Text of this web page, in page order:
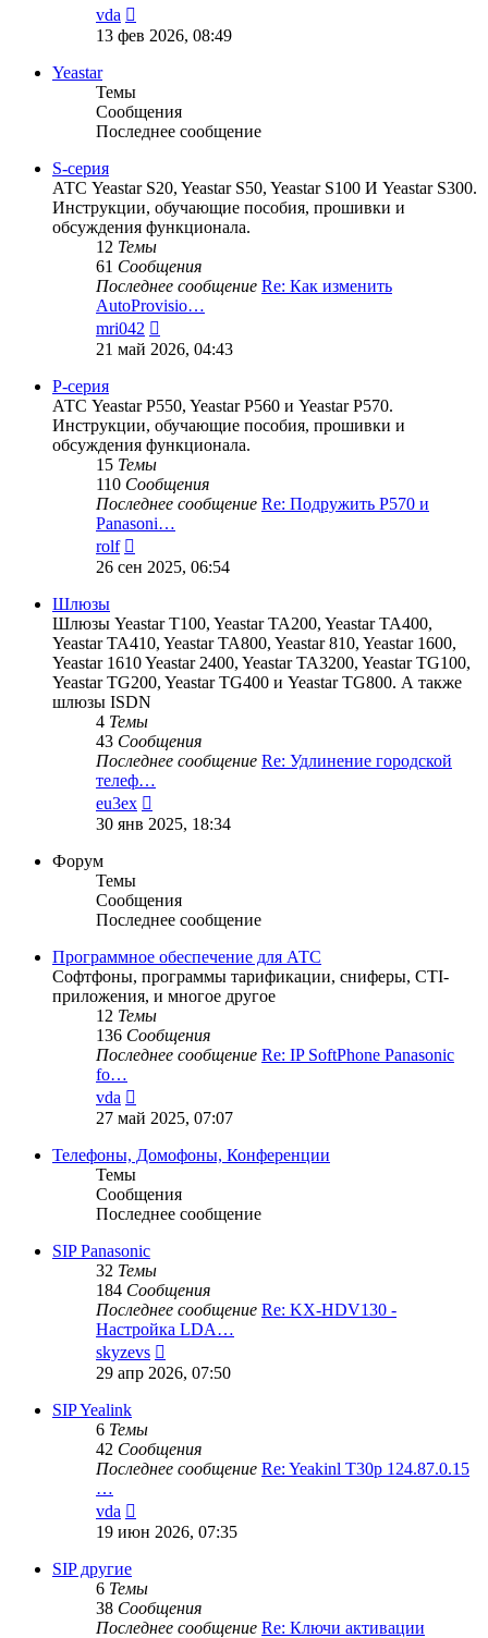
vda
к
последнему
13 фев 2026, 08:49
Yeastar
Темы
Сообщения
Последнее сообщение
S-серия
АТС Yeastar S20, Yeastar S50, Yeastar S100 И Yeastar S300.
Инструкции, обучающие пособия, прошивки и
обсуждения функционала.
12 Темы
61 Сообщения
Последнее сообщение Re: Как изменить
AutoProvisio…
mri042
к
последнему
21 май 2026, 04:43
P-серия
АТС Yeastar P550, Yeastar P560 и Yeastar P570.
Инструкции, обучающие пособия, прошивки и
обсуждения функционала.
15 Темы
110 Сообщения
Последнее сообщение Re: Подружить P570 и
Panasoni…
rolf
к
последнему
26 сен 2025, 06:54
Шлюзы
Шлюзы Yeastar T100, Yeastar TA200, Yeastar TA400,
Yeastar TA410, Yeastar TA800, Yeastar 810, Yeastar 1600,
Yeastar 1610 Yeastar 2400, Yeastar TA3200, Yeastar TG100,
Yeastar TG200, Yeastar TG400 и Yeastar TG800. А также
шлюзы ISDN
4 Темы
43 Сообщения
Последнее сообщение Re: Удлинение городской
телеф…
eu3ex
к
последнему
30 янв 2025, 18:34
Форум
Темы
Сообщения
Последнее сообщение
Программное обеспечение для АТС
Софтфоны, программы тарификации, сниферы, CTI-
приложения, и многое другое
12 Темы
136 Сообщения
Последнее сообщение Re: IP SoftPhone Panasonic
fo…
vda
к
последнему
сообщению
27 май 2025, 07:07
Телефоны, Домофоны, Конференции
Темы
Сообщения
Последнее сообщение
SIP Panasonic
32 Темы
184 Сообщения
Последнее сообщение Re: KX-HDV130 -
Настройка LDA…
skyzevs
к
последнему
29 апр 2026, 07:50
SIP Yealink
6 Темы
42 Сообщения
Последнее сообщение Re: Yeakinl T30p 124.87.0.15
…
vda
к
последнему
19 июн 2026, 07:35
SIP другие
6 Темы
38 Сообщения
Последнее сообщение Re: Ключи активации